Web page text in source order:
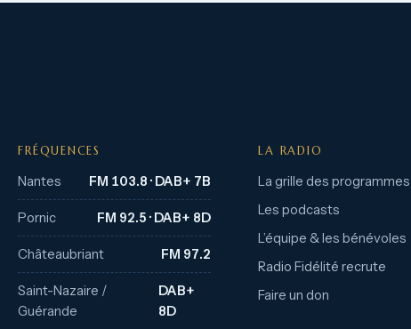
FRÉQUENCES
Nantes FM 103.8 · DAB+ 7B
Pornic FM 92.5 · DAB+ 8D
Châteaubriant FM 97.2
Saint-Nazaire /
Guérande
DAB+
8D
LA RADIO
La grille des programmes
Les podcasts
L’équipe & les bénévoles
Radio Fidélité recrute
Faire un don